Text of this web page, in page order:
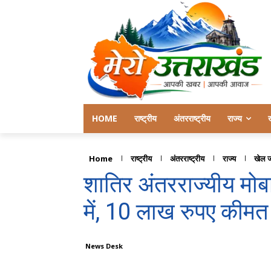
HOME राष्ट्रीय अंतरराष्ट्रीय राज्य
Home राष्ट्रीय अंतरराष्ट्रीय राज्य खेल
शातिर अंतरराज्यीय
में, 10 लाख रुपए कीमत
News Desk